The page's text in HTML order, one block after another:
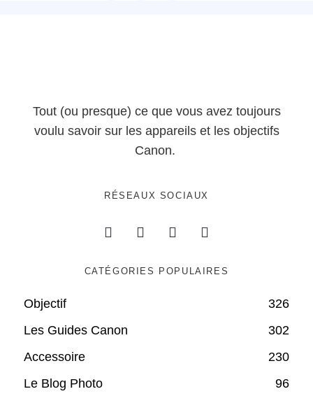
Tout (ou presque) ce que vous avez toujours
voulu savoir sur les appareils et les objectifs
Canon.
RÉSEAUX SOCIAUX
CATÉGORIES POPULAIRES
Objectif
326
Les Guides Canon
302
Accessoire
230
Le Blog Photo
96